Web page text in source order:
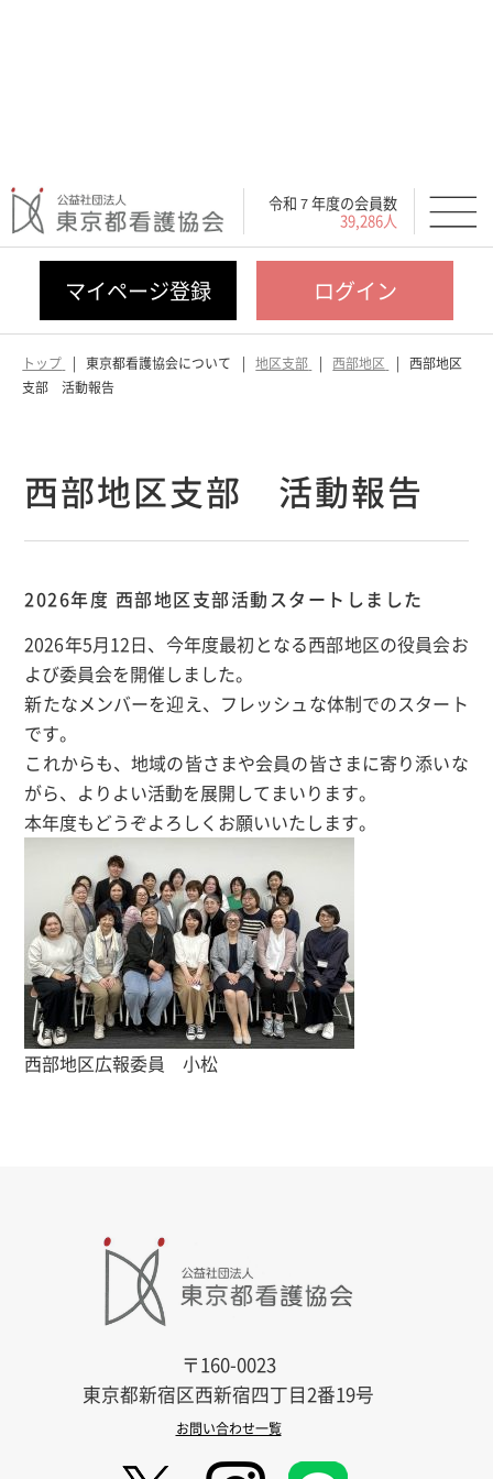
令和７年度の会員数
39,286人
マイページ登録 ログイン
トップ 東京都看護協会について 地区支部 西部地区
西部地区
支部 活動報告
西部地区支部 活動報告
2026年度 西部地区支部活動スタートしました
2026年5月12日、今年度最初となる西部地区の役員会お
よび委員会を開催しました。
新たなメンバーを迎え、フレッシュな体制でのスタート
です。
これからも、地域の皆さまや会員の皆さまに寄り添いな
がら、よりよい活動を展開してまいります。
本年度もどうぞよろしくお願いいたします。
西部地区広報委員 小松
〒160-0023
東京都新宿区西新宿四丁目2番19号
お問い合わせ一覧